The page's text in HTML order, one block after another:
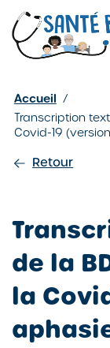
Je configure mes
Accueil /
Transcription
Covid-19
Retour
de la
la